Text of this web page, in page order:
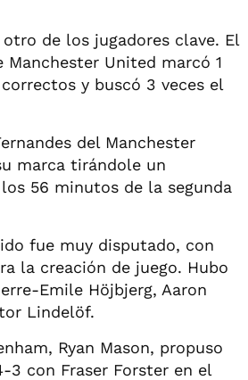
de los jugadores clave. El
United marcó 1
y buscó 3 veces el
del Manchester
marca tirándole un
56 minutos de la segunda
fue muy disputado, con
la creación de juego. Hubo
Emile Höjbjerg, Aaron
Lindelöf.
Ryan Mason, propuso
3 con Fraser Forster en el